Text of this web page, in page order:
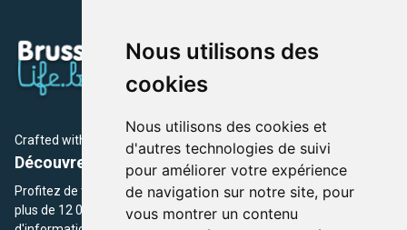
Nous utilisons des
cookies
Nous utilisons des cookies et
d'autres technologies de suivi
pour améliorer votre expérience
de navigation sur notre site, pour
vous montrer un contenu
Crafted with by Brusselslife Team
Découvrez plus de 12 000 adresses et événements
Profitez de toutes les sections de BrusselsLife.be et découvrez
plus de 12 000 adresses et un grand choix d'événements,